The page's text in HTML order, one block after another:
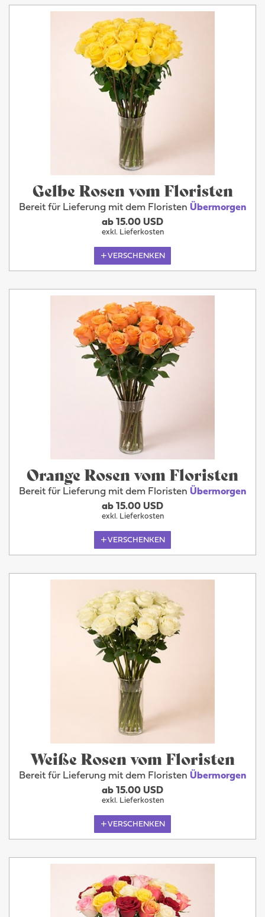
Gelbe Rosen vom Floristen
Bereit für Lieferung mit dem Floristen Übermorgen
ab 15.00 USD
exkl. Lieferkosten
VERSCHENKEN
Orange Rosen vom Floristen
Bereit für Lieferung mit dem Floristen Übermorgen
ab 15.00 USD
exkl. Lieferkosten
VERSCHENKEN
Weiße Rosen vom Floristen
Bereit für Lieferung mit dem Floristen Übermorgen
ab 15.00 USD
exkl. Lieferkosten
VERSCHENKEN